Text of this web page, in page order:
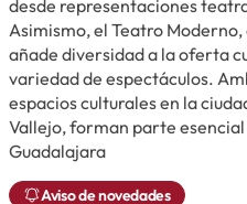
desde representaciones
Asimismo, el Teatro
añade diversidad a la oferta
variedad de espectáculos.
espacios culturales en la
Vallejo, forman parte
Guadalajara
Aviso de novedades